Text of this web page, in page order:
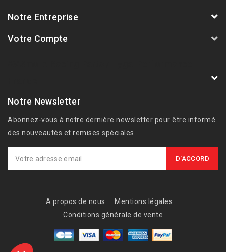
Notre Entreprise
Votre Compte
Notre Newsletter
Abonnez-vous à notre dernière newsletter pour être informé
des nouveautés et remises spéciales.
A propos de nous
Mentions légales
Conditions générale de vente